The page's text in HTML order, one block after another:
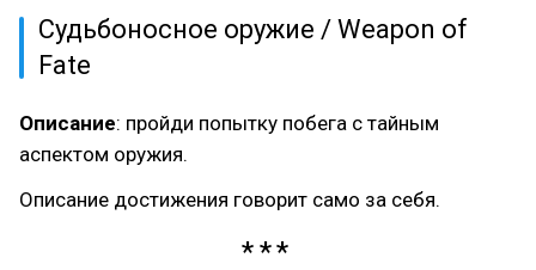
Судьбоносное оружие / Weapon of
Fate
Описание: пройди попытку побега с тайным
аспектом оружия.
Описание достижения говорит само за себя.